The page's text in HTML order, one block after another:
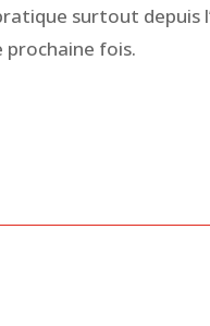
surtout depuis
prochaine fois.